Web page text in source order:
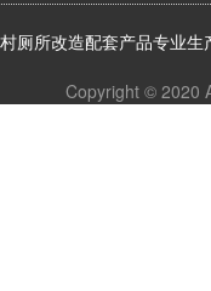
厕所改造配套产品专业生
Copyright © 2020